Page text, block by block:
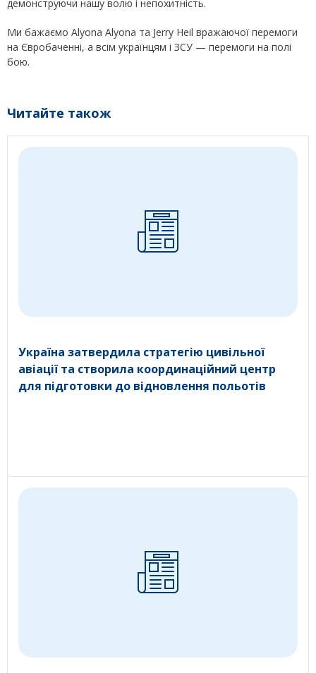
демонструючи нашу волю і непохитність.
Ми бажаємо Alyona Alyona та Jerry Heil вражаючої перемоги
на Євробаченні, а всім українцям і ЗСУ — перемоги на полі
бою.
Читайте також
Україна затвердила стратегію цивільної
авіації та створила координаційний центр
для підготовки до відновлення польотів